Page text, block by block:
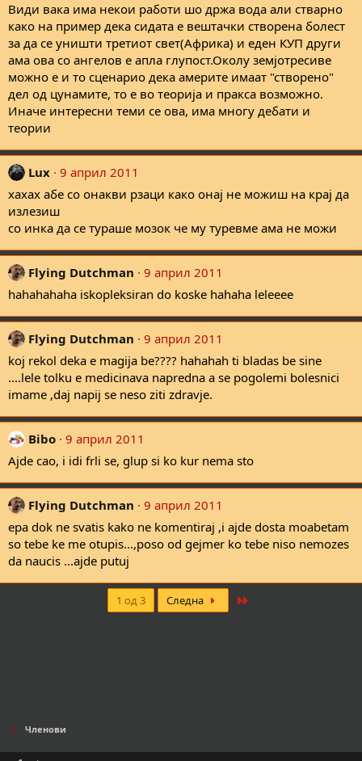
Види вака има некои работи шо држа вода али стварно
како на пример дека сидата е вештачки створена болест
за да се уништи третиот свет(Африка) и еден КУП други
ама ова со ангелов е апла глупост.Околу земјотресиве
можно е и то сценарио дека америте имаат "створено"
дел од цунамите, то е во теорија и пракса возможно.
Иначе интересни теми се ова, има многу дебати и
теории
Lux 9 април 2011
хахах абе со онакви рзаци како онај не можиш на крај да
излезиш
со инка да се тураше мозок че му туревме ама не можи
Flying Dutchman
9 април 2011
hahahahaha iskopleksiran do koske hahaha leleeee
Flying Dutchman
9 април 2011
koj rekol deka e magija be???? hahahah ti bladas be sine
....lele tolku e medicinava napredna a se pogolemi bolesnici
imame ,daj napij se neso ziti zdravje.
Bibo 9 април 2011
Ajde cao, i idi frli se, glup si ko kur nema sto
Flying Dutchman
9 април 2011
epa dok ne svatis kako ne komentiraj ,i ajde dosta moabetam
so tebe ke me otupis...,poso od gejmer ko tebe niso nemozes
da naucis ...ajde putuj
1 од 3 Следна
Членови